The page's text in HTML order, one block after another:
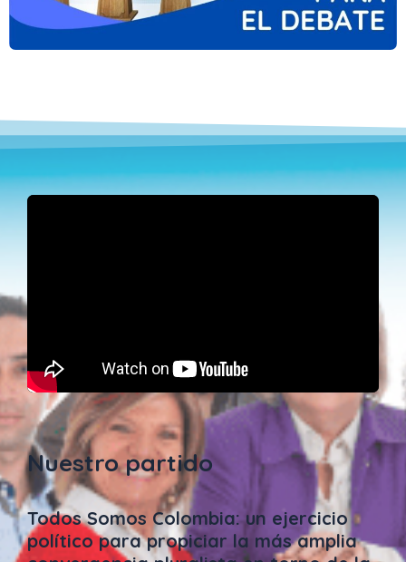
Nuestro partido
Todos Somos Colombia: un ejercicio
político para propiciar la más amplia